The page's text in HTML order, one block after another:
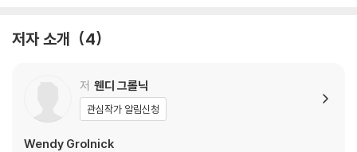
작지 않을 것이다.
[과학] 때론 경쟁이 오히려 동기를 약화시킨다
4장 왜 나는 항상 생각만 하고 말까?
[신화] 동기는 성공의 충분조건이다
[과학] 동기부여는 결과가 아니라 과정이다
저자 소개 4
저 웬디 그롤닉
관심작가 알림신청
Wendy Grolnick